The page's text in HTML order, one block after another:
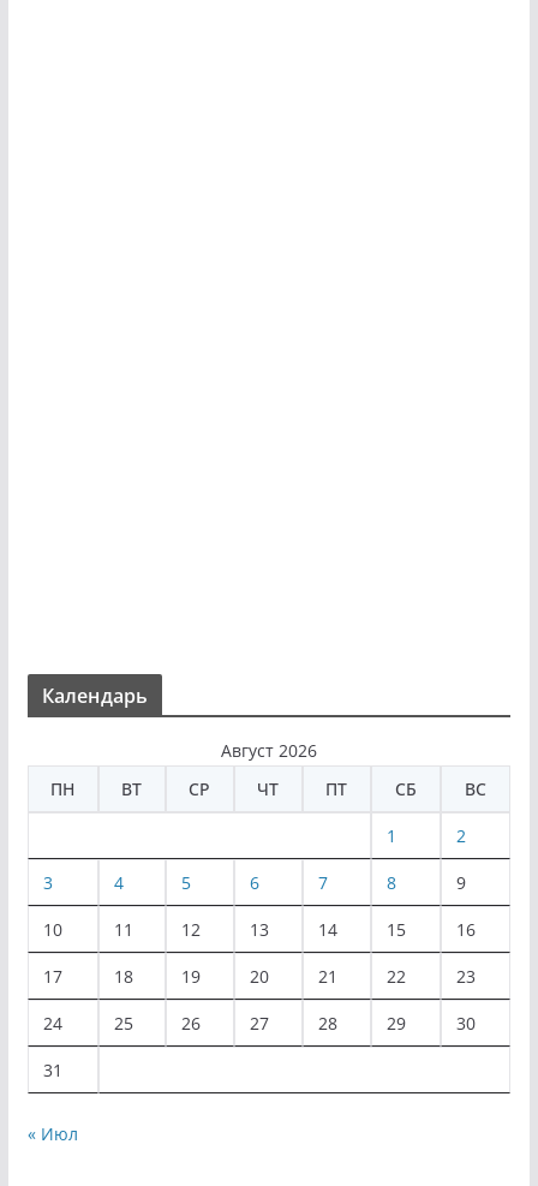
Календарь
Август 2026
ПН
ВТ СР ЧТ ПТ СБ ВС
1 2
3 4 5 6 7 8 9
10 11 12 13 14 15 16
17 18 19 20 21 22 23
24 25 26 27 28 29 30
31
« Июл